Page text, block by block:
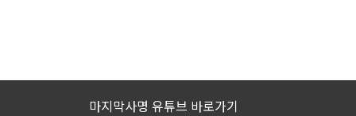
마지막사명 유튜브 바로가기